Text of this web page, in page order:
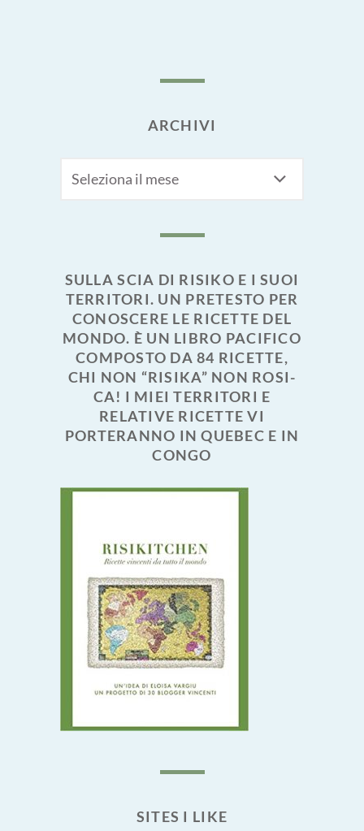
ARCHIVI
SULLA SCIA DI RISIKO E I SUOI
TERRITORI. UN PRETESTO PER
CONOSCERE LE RICETTE DEL
MONDO. È UN LIBRO PACIFICO
COMPOSTO DA 84 RICETTE,
CHI NON “RISIKA” NON ROSI-
CA! I MIEI TERRITORI E
RELATIVE RICETTE VI
PORTERANNO IN QUEBEC E IN
CONGO
SITES I LIKE